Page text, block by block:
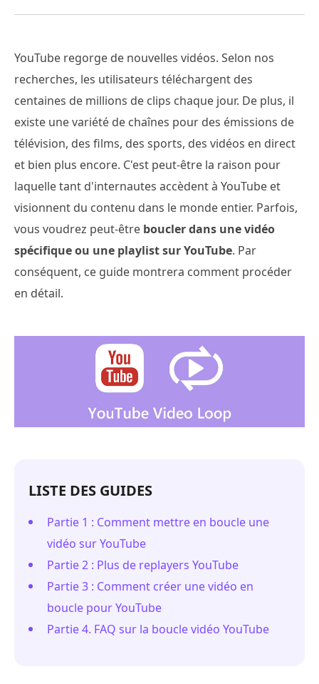
YouTube regorge de nouvelles vidéos. Selon nos
recherches, les utilisateurs téléchargent des
centaines de millions de clips chaque jour. De plus, il
existe une variété de chaînes pour des émissions de
télévision, des films, des sports, des vidéos en direct
et bien plus encore. C'est peut-être la raison pour
laquelle tant d'internautes accèdent à YouTube et
visionnent du contenu dans le monde entier. Parfois,
vous voudrez peut-être boucler dans une vidéo
spécifique ou une playlist sur YouTube. Par
conséquent, ce guide montrera comment procéder
en détail.
LISTE DES GUIDES
Partie 1 : Comment mettre en boucle une
vidéo sur YouTube
Partie 2 : Plus de replayers YouTube
Partie 3 : Comment créer une vidéo en
boucle pour YouTube
Partie 4. FAQ sur la boucle vidéo YouTube